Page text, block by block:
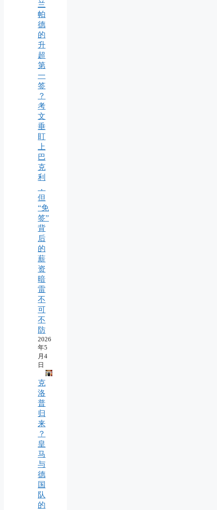
兰
帕
德
的
升
超
第
一
签
？
考
文
垂
盯
上
巴
克
利
，
但
“免
签”
背
后
的
薪
资
暗
雷
不
可
不
防
2026
年5
月4
日
克
洛
普
归
来
？
皇
马
与
德
国
队
的